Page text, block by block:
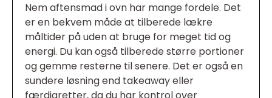
Nem aftensmad i ovn har mange fordele. Det
er en bekvem måde at tilberede lækre
måltider på uden at bruge for meget tid og
energi. Du kan også tilberede større portioner
og gemme resterne til senere. Det er også en
sundere løsning end takeaway eller